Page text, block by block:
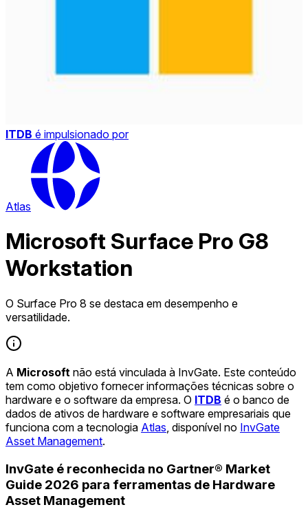
ITDB é impulsionado por
Atlas
Microsoft Surface Pro G8
Workstation
O Surface Pro 8 se destaca em desempenho e
versatilidade.
A Microsoft não está vinculada à InvGate. Este conteúdo
tem como objetivo fornecer informações técnicas sobre o
hardware e o software da empresa. O ITDB é o banco de
dados de ativos de hardware e software empresariais que
funciona com a tecnologia Atlas , disponível no InvGate
Asset Management.
InvGate é reconhecida no Gartner® Market
Guide 2026 para ferramentas de Hardware
Asset Management